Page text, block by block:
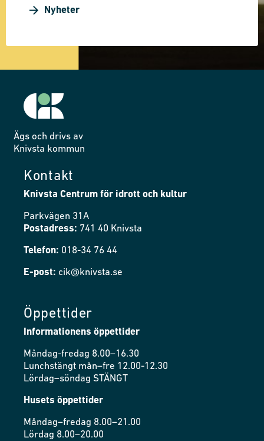
Nyheter
Ägs och drivs av
Knivsta kommun
Kontakt
Knivsta Centrum för idrott och kultur
Parkvägen 31A
Postadress: 741 40 Knivsta
Telefon: 018-34 76 44
E-post: cik@knivsta.se
Öppettider
Informationens öppettider
Måndag-fredag 8.00–16.30
Lunchstängt mån–fre 12.00-12.30
Lördag–söndag STÄNGT
Husets öppettider
Måndag–fredag 8.00–21.00
Lördag 8.00–20.00